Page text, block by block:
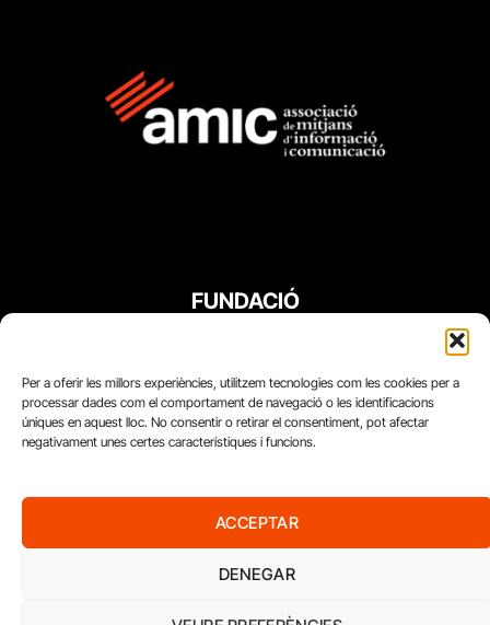
Per a oferir les millors experiències, utilitzem tecnologies com les cookies per a
processar dades com el comportament de navegació o les identificacions
úniques en aquest lloc. No consentir o retirar el consentiment, pot afectar
negativament unes certes característiques i funcions.
ACCEPTAR
DENEGAR
FUNDACIÓ